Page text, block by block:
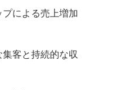
による売上増加
客と持続的な収